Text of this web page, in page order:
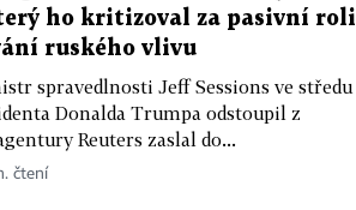
ho kritizoval za pasivní roli
ruského vlivu
spravedlnosti Jeff Sessions ve středu
Donalda Trumpa odstoupil z
Reuters zaslal do...
čtení